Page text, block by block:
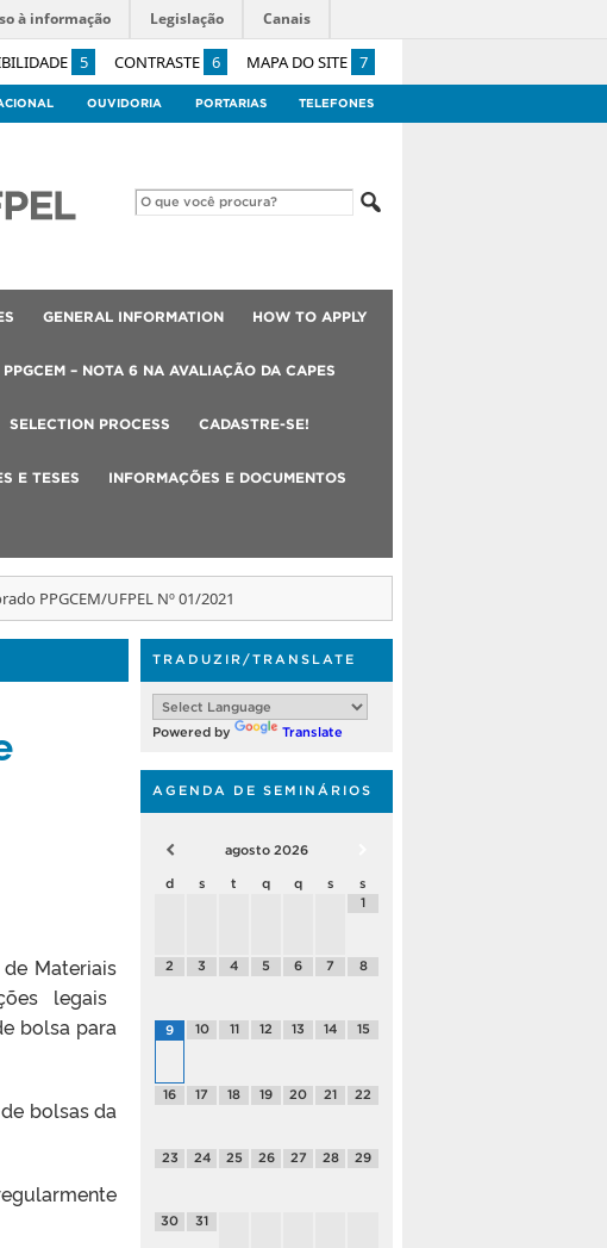
5 CONTRASTE 6 MAPA DO SITE 7
à informação Legislação Canais
OUVIDORIA PORTARIAS TELEFONES
GENERAL INFORMATION HOW TO APPLY
PPGCEM – NOTA 6 NA AVALIAÇÃO DA CAPES
SELECTION PROCESS CADASTRE-SE!
E TESES INFORMAÇÕES E DOCUMENTOS
PPGCEM/UFPEL Nº 01/2021
Materiais
legais
bolsa para
bolsas da
TRADUZIR/TRANSLATE
Powered by Translate
AGENDA DE SEMINÁRIOS
agosto 2026
d s t q q s
s
1
2 3 4 5 6 7 8
9 10 11 12 13 14 15
16 17 18 19 20 21 22
23 24 25 26 27 28 29
30 31